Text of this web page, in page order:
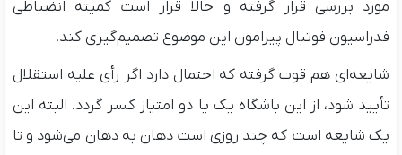
مورد بررسی قرار گرفته و حالا قرار است کمیته انضباطی
فدراسیون فوتبال پیرامون این موضوع تصمیم‌گیری کند.
شایعه‌ای هم قوت گرفته که احتمال دارد اگر رأی علیه استقلال
تأیید شود، از این باشگاه یک یا دو امتیاز کسر گردد. البته این
یک شایعه است که چند روزی است دهان به دهان می‌شود و تا